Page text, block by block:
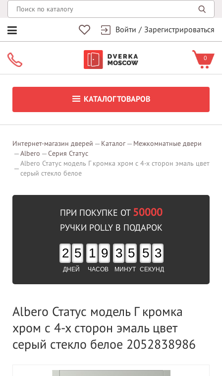
Войти / Зарегистрироваться
0
КАТАЛОГ ТОВАРОВ
Интернет-магазин дверей Каталог
Межкомнатные двери
Albero
Серия Статус
Albero Статус модель Г кромка хром с 4-х сторон эмаль цвет
серый стекло белое
ПРИ ПОКУПКЕ ОТ 50000
РУЧКИ POLLY В ПОДАРОК
2 5
ДНЕЙ
1 9
ЧАСОВ
3 5
МИНУТ
5 2
СЕКУНД
Albero Статус модель Г кромка
хром с 4-х сторон эмаль цвет
серый стекло белое 2052838986